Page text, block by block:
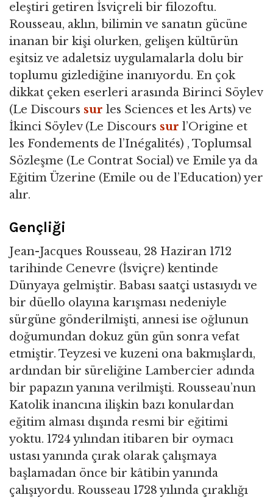
eleştiri getiren İsviçreli bir filozoftu.
Rousseau, aklın, bilimin ve sanatın gücüne
inanan bir kişi olurken, gelişen kültürün
eşitsiz ve adaletsiz uygulamalarla dolu bir
toplumu gizlediğine inanıyordu. En çok
dikkat çeken eserleri arasında Birinci Söylev
(Le Discours sur les Sciences et les Arts) ve
İkinci Söylev (Le Discours sur l’Origine et
les Fondements de l’Inégalités) , Toplumsal
Sözleşme (Le Contrat Social) ve Emile ya da
Eğitim Üzerine (Emile ou de l’Education) yer
alır.
Gençliği
Jean-Jacques Rousseau, 28 Haziran 1712
tarihinde Cenevre (İsviçre) kentinde
Dünyaya gelmiştir. Babası saatçi ustasıydı ve
bir düello olayına karışması nedeniyle
sürgüne gönderilmişti, annesi ise oğlunun
doğumundan dokuz gün gün sonra vefat
etmiştir. Teyzesi ve kuzeni ona bakmışlardı,
ardından bir süreliğine Lambercier adında
bir papazın yanına verilmişti. Rousseau’nun
Katolik inancına ilişkin bazı konulardan
eğitim alması dışında resmi bir eğitimi
yoktu. 1724 yılından itibaren bir oymacı
ustası yanında çırak olarak çalışmaya
başlamadan önce bir kâtibin yanında
çalışıyordu. Rousseau 1728 yılında çıraklığı